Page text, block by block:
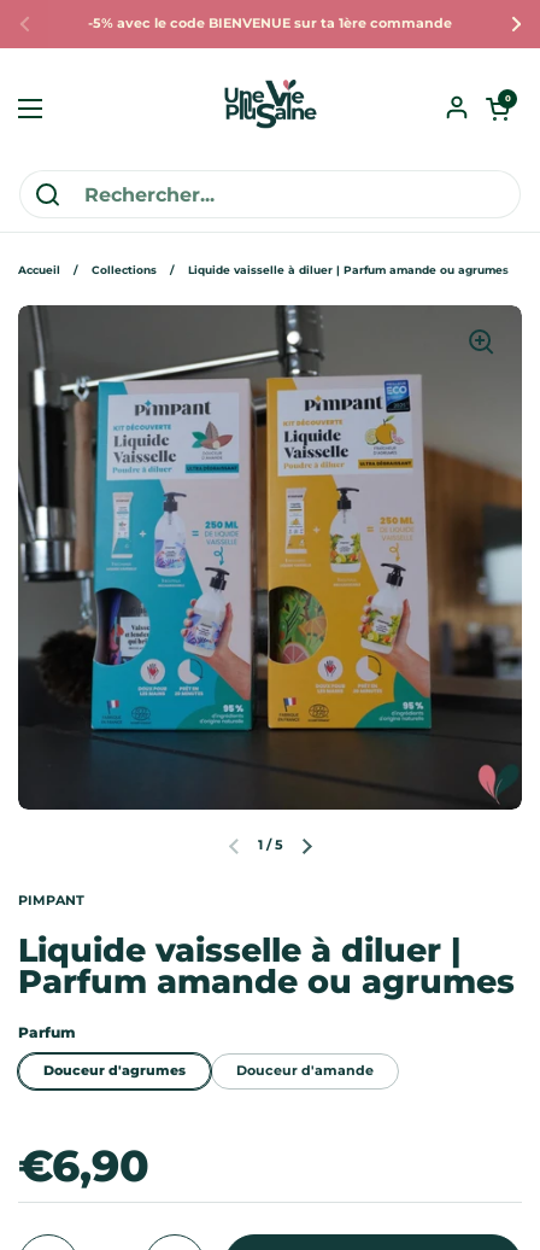
Précédent-5% avec le code BIENVENUE sur ta 1ère commande
Ouvrir le menu
Ouvrir le
0
Accueil / Collections / Liquide vaisselle à diluer | Parfum amande ou agrumes
Diapositive précédente
Diapositive suivante
1/5
PIMPANT
Liquide vaisselle à diluer |
Parfum amande ou agrumes
Parfum
Douceur d'agrumes Douceur d'amande
Prix:
€6,90
Quantité